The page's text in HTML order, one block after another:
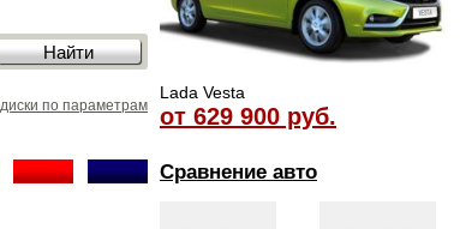
Lada Vesta
от 629 900 руб.
Сравнение авто
по параметрам